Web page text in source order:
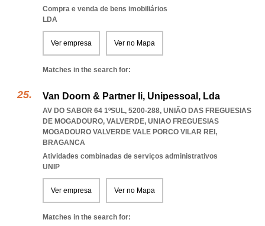
Compra e venda de bens imobiliários
LDA
Ver empresa Ver no Mapa
Matches in the search for:
Van Doorn & Partner Ii, Unipessoal, Lda
AV DO SABOR 64 1ºSUL, 5200-288, UNIÃO DAS FREGUESIAS
DE MOGADOURO, VALVERDE, UNIAO FREGUESIAS
MOGADOURO VALVERDE VALE PORCO VILAR REI ,
BRAGANCA
Atividades combinadas de serviços administrativos
UNIP
Ver empresa Ver no Mapa
Matches in the search for: